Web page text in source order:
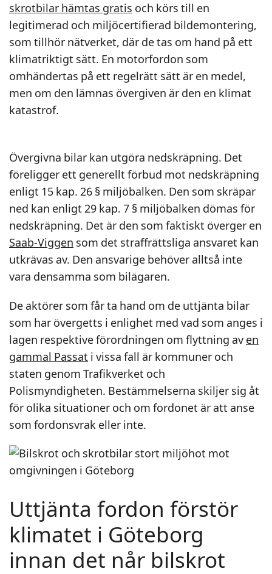
skrotbilar hämtas gratis och körs till en
legitimerad och miljöcertifierad bildemontering,
som tillhör nätverket, där de tas om hand på ett
klimatriktigt sätt. En motorfordon som
omhändertas på ett regelrätt sätt är en medel,
men om den lämnas övergiven är den en klimat
katastrof.
Övergivna bilar kan utgöra nedskräpning. Det
föreligger ett generellt förbud mot nedskräpning
enligt 15 kap. 26 § miljöbalken. Den som skräpar
ned kan enligt 29 kap. 7 § miljöbalken dömas för
nedskräpning. Det är den som faktiskt överger en
Saab-Viggen som det straffrättsliga ansvaret kan
utkrävas av. Den ansvarige behöver alltså inte
vara densamma som bilägaren.
De aktörer som får ta hand om de uttjänta bilar
som har övergetts i enlighet med vad som anges i
lagen respektive förordningen om flyttning av en
gammal Passat i vissa fall är kommuner och
staten genom Trafikverket och
Polismyndigheten. Bestämmelserna skiljer sig åt
för olika situationer och om fordonet är att anse
som fordonsvrak eller inte.
Uttjänta fordon förstör
klimatet i Göteborg
innan det når bilskrot